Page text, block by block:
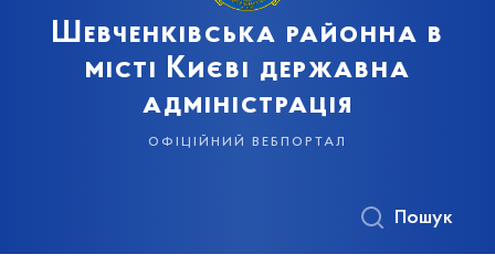
Шевченківська районна в
місті Києві державна
адміністрація
офіційний вебпортал
Пошук